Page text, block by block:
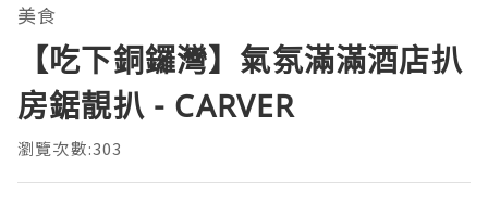
美食
【吃下銅鑼灣】氣氛滿滿酒店扒
房鋸靚扒 - CARVER
瀏覽次數:303